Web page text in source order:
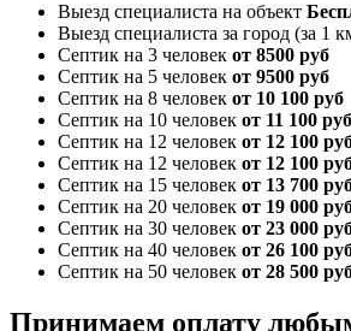
Выезд специалиста на объект
Выезд специалиста за город (за 1
Септик на 3 человек от 8500 руб
Септик на 5 человек от 9500 руб
Септик на 8 человек от 10 100 руб
Септик на 10 человек от 11 100 руб
Септик на 12 человек от 12 100
Септик на 12 человек от 12 100
Септик на 15 человек от 13 700
Септик на 20 человек от 19 000
Септик на 30 человек от 23 000
Септик на 40 человек от 26 100
Септик на 50 человек от 28 500
Принимаем оплату